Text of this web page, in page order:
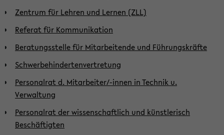
Zentrum für Lehren und Lernen (ZLL)
Referat für Kommunikation
Beratungsstelle für Mitarbeitende und Führungskräfte
Schwerbehindertenvertretung
Personalrat d. Mitarbeiter/-innen in Technik u.
Verwaltung
Personalrat der wissenschaftlich und künstlerisch
Beschäftigten